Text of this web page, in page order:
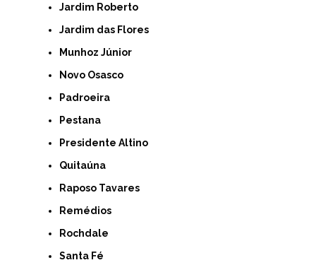
Jardim Roberto
Jardim das Flores
Munhoz Júnior
Novo Osasco
Padroeira
Pestana
Presidente Altino
Quitaúna
Raposo Tavares
Remédios
Rochdale
Santa Fé